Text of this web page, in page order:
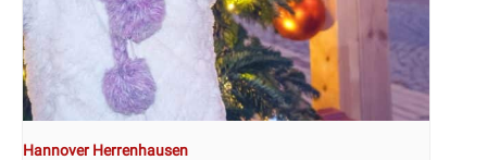
Hannover Herrenhausen